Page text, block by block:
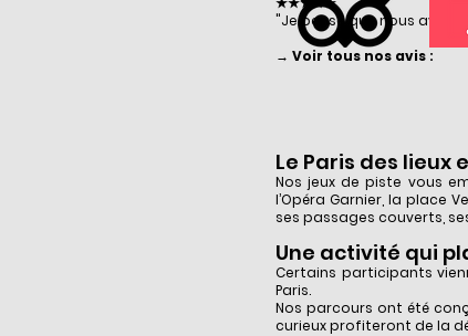
"Je pense que nous
→ Voir tous nos avis :
Le Paris des
Nos jeux de piste vous
l’Opéra Garnier, la place
ses passages couverts,
Une activité qui
Certains participants
Paris.
Nos parcours ont été
curieux profiteront de la